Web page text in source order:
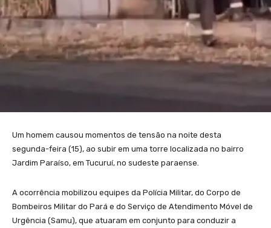
Um homem causou momentos de tensão na noite desta
segunda-feira (15), ao subir em uma torre localizada no bairro
Jardim Paraíso, em Tucuruí, no sudeste paraense.
A ocorrência mobilizou equipes da Polícia Militar, do Corpo de
Bombeiros Militar do Pará e do Serviço de Atendimento Móvel de
Urgência (Samu), que atuaram em conjunto para conduzir a